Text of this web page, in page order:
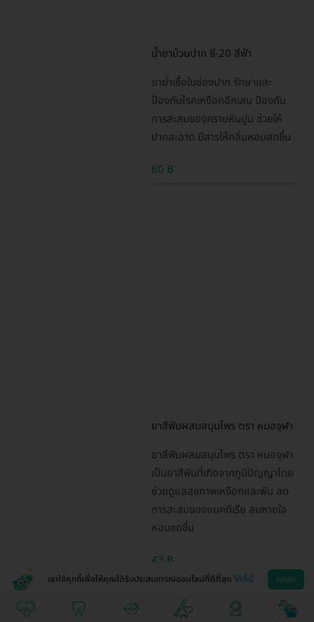
น้ำยาบ้วนปาก ซี-20 สีฟ้า
ยาฆ่าเชื้อในช่องปาก รักษาและ
ป้องกันโรคเหงือกอักเสบ ป้องกัน
การสะสมของคราบหินปูน ช่วยให้
ปากสะอาด มีสารให้กลิ่นหอมสดชื่น
60 B
ยาสีฟันผสมสมุนไพร ตรา หมอจุฬา
ยาสีฟันผสมสมุนไพร ตรา หมอจุฬา
เป็นยาสีฟันที่เกิดจากภูมิปัญญาไทย
ช่วยดูแลสุขภาพเหงือกและฟัน ลด
การสะสมของแบคทีเรีย ลมหายใจ
หอมชดชื่น
43 B
เราใช้คุกกี้เพื่อให้คุณได้รับประสบการณ์ออนไลน์ที่ดีที่สุด ได้ที่นี่ ตกลง